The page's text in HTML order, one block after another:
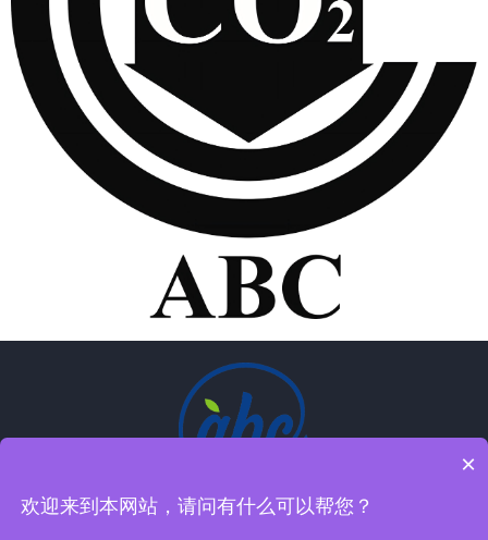
关注微信公众账号
×
欢迎来到本网站，请问有什么可以帮您？